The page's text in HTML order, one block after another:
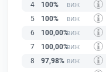
4
100%
5
100%
6
100,00%
7
100,00%
8
97,98%